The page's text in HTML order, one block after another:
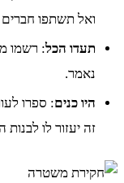
ואל תשתפו
תעדו הכל: רשמו
נאמר.
היו כנים: ספרו
זה יעזור לו